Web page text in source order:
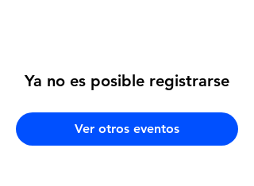
Ya no es posible registrarse
Ver otros eventos